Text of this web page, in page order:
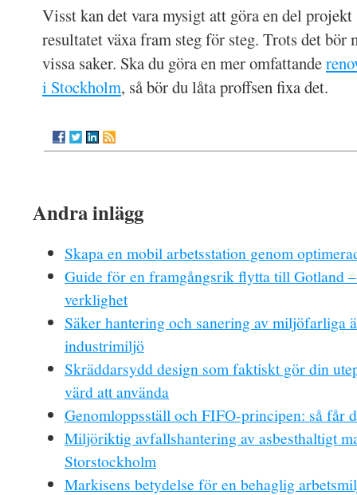
Visst kan det vara mysigt att göra en del
resultatet växa fram steg för steg. Trots det bör
vissa saker. Ska du göra en mer omfattande
i Stockholm, så bör du låta proffsen fixa det.
Andra inlägg
Skapa en mobil arbetsstation genom
Guide för en framgångsrik flytta till Gotland
verklighet
Säker hantering och sanering av miljöfarliga
industrimiljö
Skräddarsydd design som faktiskt gör din
värd att använda
Genomloppsställ och FIFO-principen: så får
Miljöriktig avfallshantering av asbesthaltigt
Storstockholm
Markisens betydelse för en behaglig